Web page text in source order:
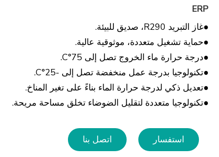
ERP
●غاز التبريد R290، صديق للبيئة.
●حماية تشغيل متعددة، موثوقية عالية.
●درجة حرارة ماء الخروج تصل إلى 75°C.
●تكنولوجيا بدرجة عمل منخفضة تصل إلى -25°C.
●تعديل ذكي لدرجة حرارة الماء بناءً على تغير المناخ.
●تكنولوجيا متعددة لتقليل الضوضاء تخلق مساحة مريحة.
استفسار اتصل بنا